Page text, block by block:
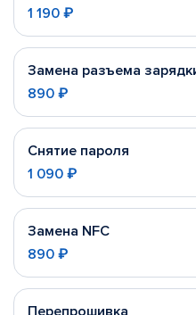
1 190 ₽
Замена разъема
890 ₽
Снятие пароля
1 090 ₽
Замена NFC
890 ₽
Перепрошивка